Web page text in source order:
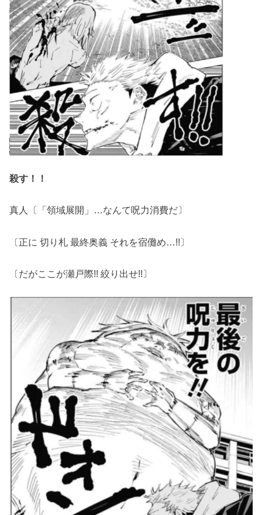
殺す！！
真人〔「領域展開」…なんて呪力消費だ〕
〔正に 切り札 最終奥義 それを宿儺め…!!〕
〔だがここが瀬戸際!! 絞り出せ!!〕